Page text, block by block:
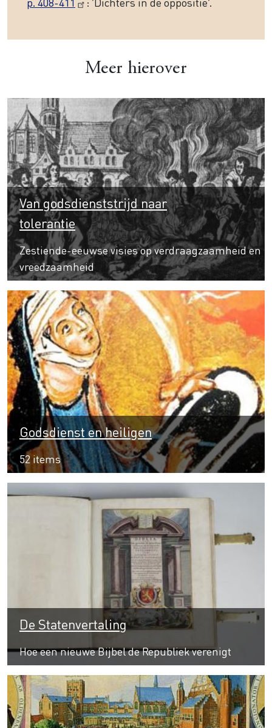
Meer hierover
Van godsdienststrijd naar
tolerantie
Zestiende-eeuwse visies op verdraagzaamheid en
vreedzaamheid
Godsdienst en heiligen
52 items
De Statenvertaling
Hoe een nieuwe Bijbel de Republiek verenigt